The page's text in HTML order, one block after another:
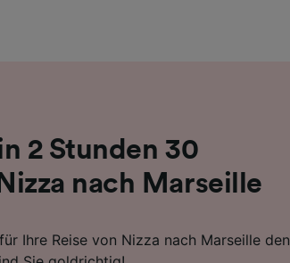
2 Stunden 30
nach Marseille
Ihre Reise von Nizza nach Marseille den